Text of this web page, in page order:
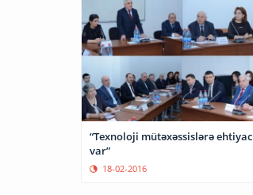
“Texnoloji mütəxəssislərə ehtiyac
var”
18-02-2016